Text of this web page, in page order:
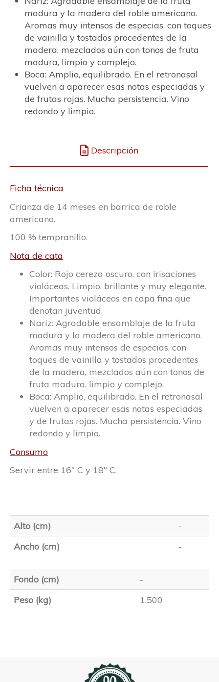
madura y la madera del roble americano.
Aromas muy intensos de especias, con toques
de vainilla y tostados procedentes de la
madera, mezclados aún con tonos de fruta
madura, limpio y complejo.
Boca: Amplio, equilibrado. En el retronasal
vuelven a aparecer esas notas especiadas y
de frutas rojas. Mucha persistencia. Vino
redondo y limpio.
Descripción
Ficha técnica
Crianza de 14 meses en barrica de roble
americano.
100 % tempranillo.
Nota de cata
Color: Rojo cereza oscuro, con irisaciones
violáceas. Limpio, brillante y muy elegante.
Importantes violáceos en capa fina que
denotan juventud.
Nariz: Agradable ensamblaje de la fruta
madura y la madera del roble americano.
Aromas muy intensos de especias, con
toques de vainilla y tostados procedentes
de la madera, mezclados aún con tonos de
fruta madura, limpio y complejo.
Boca: Amplio, equilibrado. En el retronasal
vuelven a aparecer esas notas especiadas
y de frutas rojas. Mucha persistencia. Vino
redondo y limpio.
Consumo
Servir entre 16º C y 18º C.
Alto (cm)
-
Ancho (cm)
-
Fondo (cm)
-
Peso (kg)
1.500